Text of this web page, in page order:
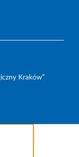
Kraków”